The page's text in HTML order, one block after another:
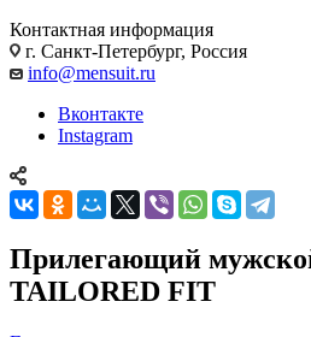
Контактная информация
г. Санкт-Петербург, Россия
info@mensuit.ru
Вконтакте
Instagram
Прилегающий
TAILORED FIT